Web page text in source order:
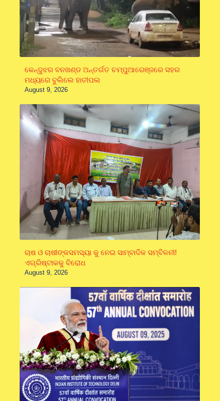
କେନ୍ଦୁଝର ବନଖଣ୍ଡ ଅନ୍ତର୍ଗତ ଚମ୍ପୁଆରେଞ୍ଜରେ ସହର
ମଧ୍ୟରେ ବୁଲିଲେ ହାତୀପଲ
August 9, 2026
ଚାଷ ଓ ଚାଷୀଙ୍କସମସ୍ୟା କୁ ନେଇ ସାମ୍ବାଦିକ ସମ୍ବିଳନୀ!
ଏଗ୍ରିଷ୍ଟାକକୁ ବିରୋଧ
August 9, 2026